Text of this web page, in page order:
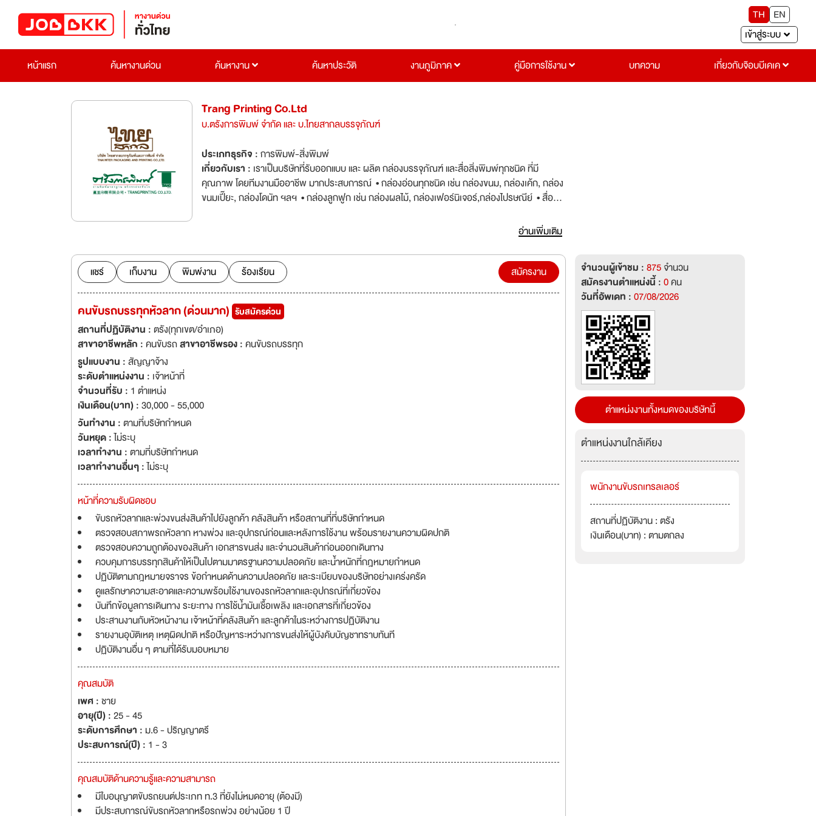
TH
EN
เข้าสู่ระบบ
หน้าแรก
ค้นหางานด่วน ค้นหางาน ค้นหาประวัติ งานภูมิภาค คู่มือการใช้งาน บทความ เกี่ยวกับจ๊อบบีเคเค
Trang Printing Co.Ltd
บ.ตรังการพิมพ์ จำกัด และ บ.ไทยสากลบรรจุภัณฑ์
ประเภทธุรกิจ :การพิมพ์-สิ่งพิมพ์
เกี่ยวกับเรา : เราเป็นบริษัทที่รับออกแบบ และ ผลิต กล่องบรรจุภัณฑ์ และสื่อสิ่งพิมพ์ทุกชนิด ที่มี
คุณภาพ โดยทีมงานมืออาชีพ มากประสบการณ์ • กล่องอ่อนทุกชนิด เช่น กล่องขนม, กล่องเค้ก, กล่อง
ขนมเปี๊ยะ, กล่องโดนัท ฯลฯ • กล่องลูกฟูก เช่น กล่องผลไม้, กล่องเฟอร์นิเจอร์,กล่องไปรษณีย์ • สื่อสิ่ง
ภาคใต้ บริษัท ตรังการพิมพ์ จำกัด ได้ก่อตั้งเมื่อปี พศ. 2538 รับให้คำปรึกษา ออกแบบ ผลิตบรรจุภัณฑ์
กระดาษ ในระบบพิมพ์ออฟเซ็ท(Offset Printing) และ ระบบพิมพ์ดิจิทัล(Digital Printing) บริษัท ไทย
สากลบรรจุภัณฑ์และการพิมพ์ จำกัด ก่อตั้งเมื่อปี 2543 ผลิตบรรจุภัณฑ์กระดาษลูกฟูก ในระบบพิมพ์
เฟล็กโซกราฟี (Flexography Printing) และ งานพิมพ์เปี่ยประกบ ออฟเซ็ทประกบลูกฟูก
อ่านเพิ่มเติม
แชร์ เก็บงาน พิมพ์งาน ร้องเรียน สมัครงาน
คนขับรถบรรทุกหัวลาก (ด่วนมาก) รับสมัครด่วน
สถานที่ปฏิบัติงาน :ตรัง(ทุกเขต/อำเภอ)
สาขาอาชีพหลัก :คนขับรถสาขาอาชีพรอง :คนขับรถบรรทุก
รูปแบบงาน :สัญญาจ้าง
ระดับตำแหน่งงาน : เจ้าหน้าที่
จำนวนที่รับ : 1 ตำแหน่ง
เงินเดือน(บาท) :30,000 - 55,000
วันทำงาน :ตามที่บริษัทกำหนด
วันหยุด :ไม่ระบุ
เวลาทำงาน :ตามที่บริษัทกำหนด
เวลาทำงานอื่นๆ :ไม่ระบุ
หน้าที่ความรับผิดชอบ
ขับรถหัวลากและพ่วงขนส่งสินค้าไปยังลูกค้า คลังสินค้า หรือสถานที่ที่บริษัทกำหนด
ตรวจสอบสภาพรถหัวลาก หางพ่วง และอุปกรณ์ก่อนและหลังการใช้งาน พร้อมรายงานความผิดปกติ
ตรวจสอบความถูกต้องของสินค้า เอกสารขนส่ง และจำนวนสินค้าก่อนออกเดินทาง
ควบคุมการบรรทุกสินค้าให้เป็นไปตามมาตรฐานความปลอดภัย และน้ำหนักที่กฎหมายกำหนด
ปฏิบัติตามกฎหมายจราจร ข้อกำหนดด้านความปลอดภัย และระเบียบของบริษัทอย่างเคร่งครัด
ดูแลรักษาความสะอาดและความพร้อมใช้งานของรถหัวลากและอุปกรณ์ที่เกี่ยวข้อง
บันทึกข้อมูลการเดินทาง ระยะทาง การใช้น้ำมันเชื้อเพลิง และเอกสารที่เกี่ยวข้อง
ประสานงานกับหัวหน้างาน เจ้าหน้าที่คลังสินค้า และลูกค้าในระหว่างการปฏิบัติงาน
รายงานอุบัติเหตุ เหตุผิดปกติ หรือปัญหาระหว่างการขนส่งให้ผู้บังคับบัญชาทราบทันที
ปฏิบัติงานอื่น ๆ ตามที่ได้รับมอบหมาย
คุณสมบัติ
เพศ :ชาย
อายุ(ปี) :25 - 45
ระดับการศึกษา : ม.6 - ปริญญาตรี
ประสบการณ์(ปี) : 1 - 3
คุณสมบัติด้านความรู้และความสามารถ
มีใบอนุญาตขับรถยนต์ประเภท ท.3 ที่ยังไม่หมดอายุ (ต้องมี)
มีประสบการณ์ขับรถหัวลากหรือรถพ่วง อย่างน้อย 1 ปี
จำนวนผู้เข้าชม :875จำนวน
สมัครงานตำแหน่งนี้ :0คน
วันที่อัพเดท :07/08/2026
ตำแหน่งงานทั้งหมดของบริษัทนี้
ตำแหน่งงานใกล้เคียง
พนักงานขับรถเทรลเลอร์
สถานที่ปฏิบัติงาน : ตรัง
เงินเดือน(บาท) : ตามตกลง